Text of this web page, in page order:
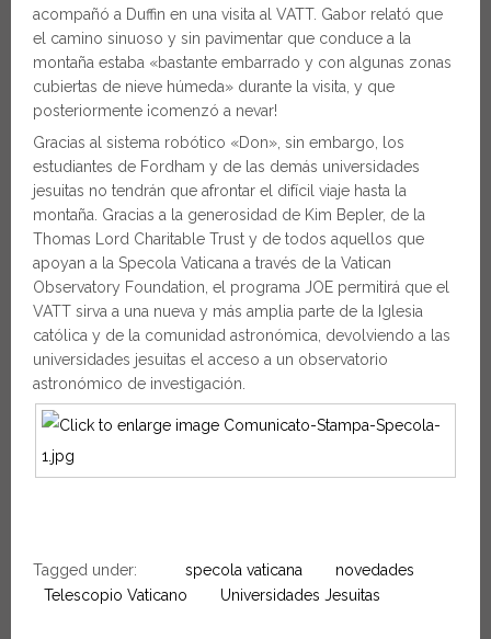
acompañó a Duffin en una visita al VATT. Gabor relató que
el camino sinuoso y sin pavimentar que conduce a la
montaña estaba «bastante embarrado y con algunas zonas
cubiertas de nieve húmeda» durante la visita, y que
posteriormente ¡comenzó a nevar!
Gracias al sistema robótico «Don», sin embargo, los
estudiantes de Fordham y de las demás universidades
jesuitas no tendrán que afrontar el difícil viaje hasta la
montaña. Gracias a la generosidad de Kim Bepler, de la
Thomas Lord Charitable Trust y de todos aquellos que
apoyan a la Specola Vaticana a través de la Vatican
Observatory Foundation, el programa JOE permitirá que el
VATT sirva a una nueva y más amplia parte de la Iglesia
católica y de la comunidad astronómica, devolviendo a las
universidades jesuitas el acceso a un observatorio
astronómico de investigación.
Tagged under: specola vaticana
novedades
Telescopio Vaticano
Universidades Jesuitas